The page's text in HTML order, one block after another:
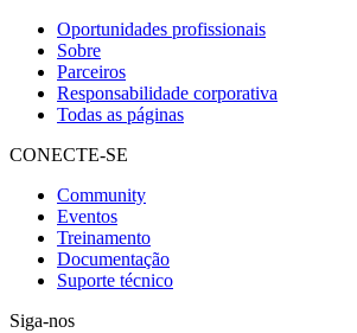
Oportunidades profissionais
Sobre
Parceiros
Responsabilidade corporativa
Todas as páginas
CONECTE-SE
Community
Eventos
Treinamento
Documentação
Suporte técnico
Siga-nos